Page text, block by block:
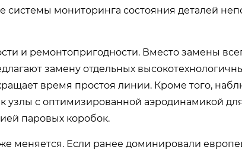
мониторинга состояния деталей
и ремонтопригодности. Вместо замены
замену отдельных
время простоя линии. Кроме того,
узлы с оптимизированной аэродинамикой
паровых коробок.
меняется. Если ранее доминировали